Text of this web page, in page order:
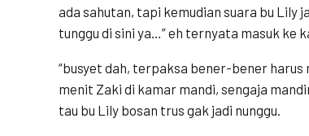
ada sahutan, tapi kemudian suara bu Lily
tunggu di sini ya…” eh ternyata masuk ke
“busyet dah, terpaksa bener-bener
menit Zaki di kamar mandi, sengaja
tau bu Lily bosan trus gak jadi nunggu.